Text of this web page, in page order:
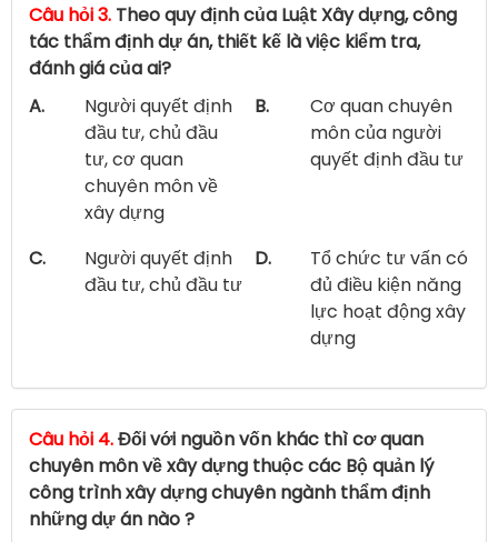
Câu hỏi 3. Theo quy định của Luật Xây dựng, công
tác thẩm định dự án, thiết kế là việc kiểm tra,
đánh giá của ai?
A.
Người quyết định
đầu tư, chủ đầu
tư, cơ quan
chuyên môn về
xây dựng
B.
Cơ quan chuyên
môn của người
quyết định đầu tư
C.
Người quyết định
đầu tư, chủ đầu tư
D.
Tổ chức tư vấn có
đủ điều kiện năng
lực hoạt động xây
dựng
Câu hỏi 4.Đối với nguồn vốn khác thì cơ quan
chuyên môn về xây dựng thuộc các Bộ quản lý
công trình xây dựng chuyên ngành thẩm định
những dự án nào ?